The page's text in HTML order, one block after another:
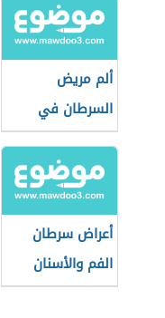
ألم مريض
السرطان في
مراحله الأخيرة
وكيفية تخفيفه
أعراض سرطان
الفم والأسنان